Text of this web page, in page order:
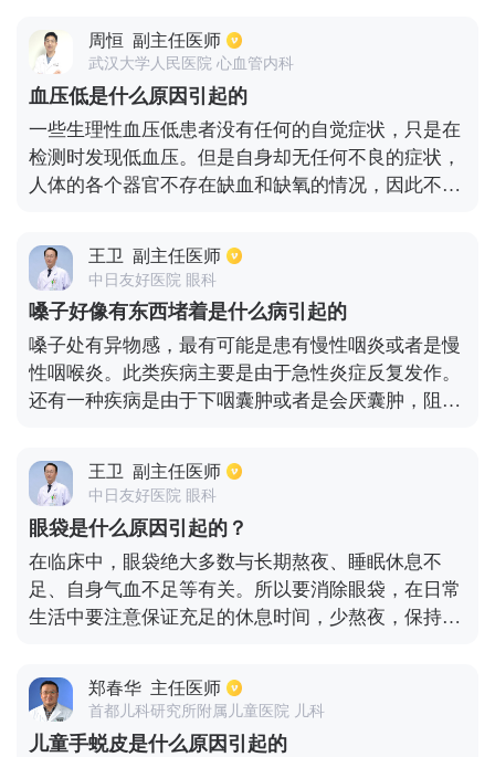
涂些鼻舒眼膏也是有帮助的。此外，睡前大量饮水、
睡眠时枕头垫太低以及像侧睡一样按压一只眼睛都可
能导致眼睑水肿。我们应该注意改善上述生活方式。
如果我们经过改善生活方式，仍然出现眼皮水肿，这
种情况咱们需要到医院的眼科面诊检查一下，看看是
否有炎症在眼眶，泪腺脱垂，眼眶脂肪脱垂等。造成
需要去内科检查，以消除心源性水肿和肾源性水肿。
周恒 副主任医师
武汉大学人民医院 心血管内科
血压低是什么原因引起的
一些生理性血压低患者没有任何的自觉症状，只是在
检测时发现低血压。但是自身却无任何不良的症状，
人体的各个器官不存在缺血和缺氧的情况，因此不会
的身体影响是非常大的。出现大出血、心肌梗死、严
重创伤、感染都会引起血压急剧降低，对患者的生命
会造成威胁。也有很多高血压患者会出现血压低的情
况，血压波动比较大，忽高忽低对身体的影响是非常
大的，因此要查找出基础疾病。同时跟心理状态以及
药物因素都有关系。
王卫 副主任医师
中日友好医院 眼科
嗓子好像有东西堵着是什么病引起的
嗓子处有异物感，最有可能是患有慢性咽炎或者是慢
性咽喉炎。此类疾病主要是由于急性炎症反复发作。
还有一种疾病是由于下咽囊肿或者是会厌囊肿，阻碍
情况下要及时进行手术切除，防止它恶性病变。建议
做咽喉处的检查以及食道镜，查明出现异物感的原因
究竟是淋巴组织增生还是出现了新生物。
王卫 副主任医师
中日友好医院 眼科
眼袋是什么原因引起的？
在临床中，眼袋绝大多数与长期熬夜、睡眠休息不
足、自身气血不足等有关。所以要消除眼袋，在日常
生活中要注意保证充足的休息时间，少熬夜，保持良
郑春华 主任医师
首都儿科研究所附属儿童医院 儿科
儿童手蜕皮是什么原因引起的